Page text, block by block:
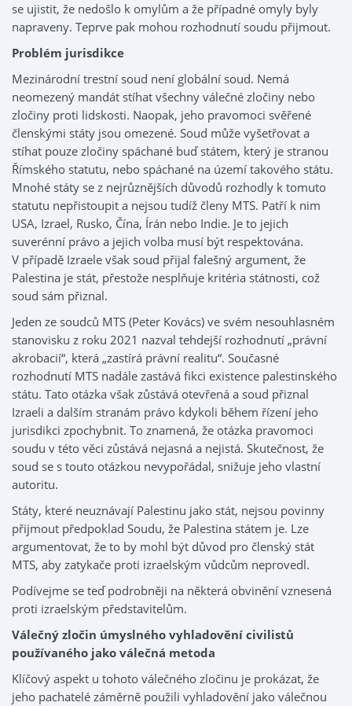
se ujistit, že nedošlo k omylům a že případné omyly byly
napraveny. Teprve pak mohou rozhodnutí soudu přijmout.
Problém jurisdikce
Mezinárodní trestní soud není globální soud. Nemá
neomezený mandát stíhat všechny válečné zločiny nebo
zločiny proti lidskosti. Naopak, jeho pravomoci svěřené
členskými státy jsou omezené. Soud může vyšetřovat a
stíhat pouze zločiny spáchané buď státem, který je stranou
Římského statutu, nebo spáchané na území takového státu.
Mnohé státy se z nejrůznějších důvodů rozhodly k tomuto
statutu nepřistoupit a nejsou tudíž členy MTS. Patří k nim
USA, Izrael, Rusko, Čína, Írán nebo Indie. Je to jejich
suverénní právo a jejich volba musí být respektována.
V případě Izraele však soud přijal falešný argument, že
Palestina je stát, přestože nesplňuje kritéria státnosti, což
soud sám přiznal.
Jeden ze soudců MTS (Peter Kovács) ve svém nesouhlasném
stanovisku z roku 2021 nazval tehdejší rozhodnutí „právní
akrobacií“, která „zastírá právní realitu“. Současné
rozhodnutí MTS nadále zastává fikci existence palestinského
státu. Tato otázka však zůstává otevřená a soud přiznal
Izraeli a dalším stranám právo kdykoli během řízení jeho
jurisdikci zpochybnit. To znamená, že otázka pravomoci
soudu v této věci zůstává nejasná a nejistá. Skutečnost, že
soud se s touto otázkou nevypořádal, snižuje jeho vlastní
autoritu.
Státy, které neuznávají Palestinu jako stát, nejsou povinny
přijmout předpoklad Soudu, že Palestina státem je. Lze
argumentovat, že to by mohl být důvod pro členský stát
MTS, aby zatykače proti izraelským vůdcům neprovedl.
Podívejme se teď podrobněji na některá obvinění vznesená
proti izraelským představitelům.
Válečný zločin úmyslného vyhladovění civilistů
používaného jako válečná metoda
Klíčový aspekt u tohoto válečného zločinu je prokázat, že
jeho pachatelé záměrně použili vyhladovění jako válečnou